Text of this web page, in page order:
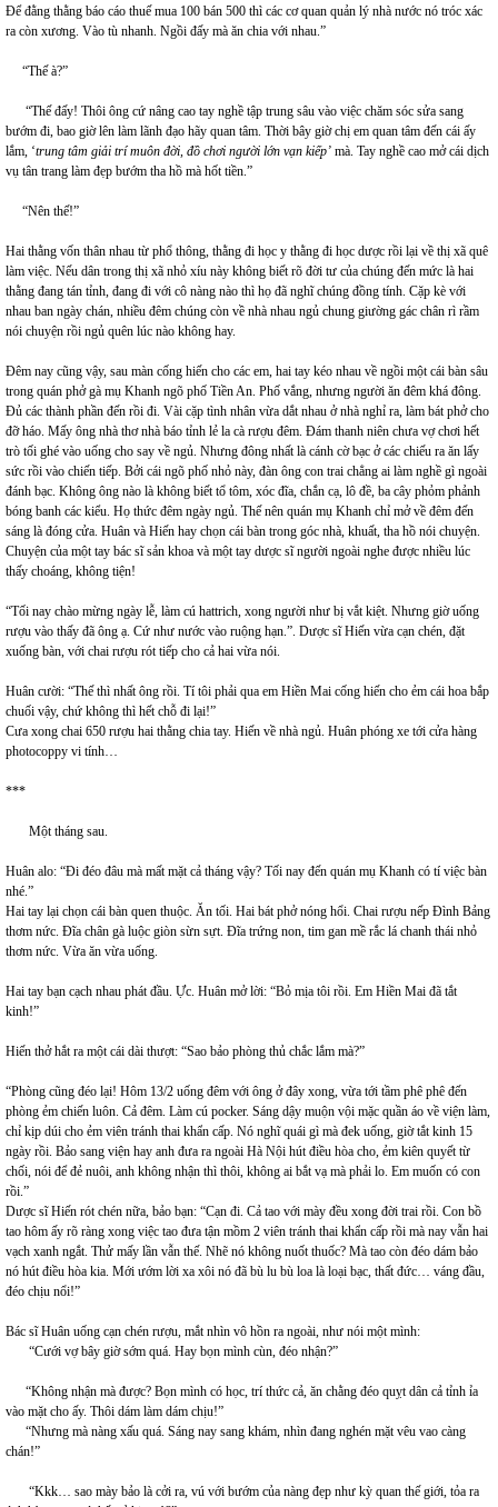
Để đằng thằng báo cáo thuế mua 100 bán 500 thì các cơ quan quản lý nhà nước nó tróc xác
ra còn xương. Vào tù nhanh. Ngồi đấy mà ăn chia với nhau.”
“Thế à?”
“Thế đấy! Thôi ông cứ nâng cao tay nghề tập trung sâu vào việc chăm sóc sửa sang
bướm đi, bao giờ lên làm lãnh đạo hãy quan tâm. Thời bây giờ chị em quan tâm đến cái ấy
lắm, ‘trung tâm giải trí muôn đời, đồ chơi người lớn vạn kiếp’ mà. Tay nghề cao mở cái dịch
vụ tân trang làm đẹp bướm tha hồ mà hốt tiền.”
“Nên thế!”
Hai thằng vốn thân nhau từ phổ thông, thằng đi học y thằng đi học dược rồi lại về thị xã quê
làm việc. Nếu dân trong thị xã nhỏ xíu này không biết rõ đời tư của chúng đến mức là hai
thằng đang tán tỉnh, đang đi với cô nàng nào thì họ đã nghĩ chúng đồng tính. Cặp kè với
nhau ban ngày chán, nhiều đêm chúng còn về nhà nhau ngủ chung giường gác chân rì rầm
nói chuyện rồi ngủ quên lúc nào không hay.
Đêm nay cũng vậy, sau màn cống hiến cho các em, hai tay kéo nhau về ngồi một cái bàn sâu
trong quán phở gà mụ Khanh ngõ phố Tiền An. Phố vắng, nhưng người ăn đêm khá đông.
Đủ các thành phần đến rồi đi. Vài cặp tình nhân vừa dắt nhau ở nhà nghỉ ra, làm bát phở cho
đỡ háo. Mấy ông nhà thơ nhà báo tỉnh lẻ la cà rượu đêm. Đám thanh niên chưa vợ chơi hết
trò tối ghé vào uống cho say về ngủ. Nhưng đông nhất là cánh cờ bạc ở các chiếu ra ăn lấy
sức rồi vào chiến tiếp. Bởi cái ngõ phố nhỏ này, đàn ông con trai chẳng ai làm nghề gì ngoài
đánh bạc. Không ông nào là không biết tổ tôm, xóc đĩa, chắn cạ, lô đề, ba cây phỏm phảnh
bóng banh các kiểu. Họ thức đêm ngày ngủ. Thế nên quán mụ Khanh chỉ mở về đêm đến
sáng là đóng cửa. Huân và Hiến hay chọn cái bàn trong góc nhà, khuất, tha hồ nói chuyện.
Chuyện của một tay bác sĩ sản khoa và một tay dược sĩ người ngoài nghe được nhiều lúc
thấy choáng, không tiện!
“Tối nay chào mừng ngày lễ, làm cú hattrich, xong người như bị vắt kiệt. Nhưng giờ uống
rượu vào thấy đã ông ạ. Cứ như nước vào ruộng hạn.”. Dược sĩ Hiến vừa cạn chén, đặt
xuống bàn, với chai rượu rót tiếp cho cả hai vừa nói.
Huân cười: “Thế thì nhất ông rồi. Tí tôi phải qua em Hiền Mai cống hiến cho ẻm cái hoa bắp
chuối vậy, chứ không thì hết chỗ đi lại!”
Cưa xong chai 650 rượu hai thằng chia tay. Hiến về nhà ngủ. Huân phóng xe tới cửa hàng
photocoppy vi tính…
***
Một tháng sau.
Huân alo: “Đi đéo đâu mà mất mặt cả tháng vậy? Tối nay đến quán mụ Khanh có tí việc bàn
nhé.”
Hai tay lại chọn cái bàn quen thuộc. Ăn tối. Hai bát phở nóng hổi. Chai rượu nếp Đình Bảng
thơm nức. Đĩa chân gà luộc giòn sừn sựt. Đĩa trứng non, tim gan mề rắc lá chanh thái nhỏ
thơm nức. Vừa ăn vừa uống.
Hai tay bạn cạch nhau phát đầu. Ực. Huân mở lời: “Bỏ mịa tôi rồi. Em Hiền Mai đã tắt
kinh!”
Hiến thở hắt ra một cái dài thượt: “Sao bảo phòng thủ chắc lắm mà?”
“Phòng cũng đéo lại! Hôm 13/2 uống đêm với ông ở đây xong, vừa tới tầm phê phê đến
phòng ẻm chiến luôn. Cả đêm. Làm cú pocker. Sáng dậy muộn vội mặc quần áo về viện làm,
chỉ kịp dúi cho ẻm viên tránh thai khẩn cấp. Nó nghĩ quái gì mà đek uống, giờ tắt kinh 15
ngày rồi. Bảo sang viện hay anh đưa ra ngoài Hà Nội hút điều hòa cho, ẻm kiên quyết từ
chối, nói để đẻ nuôi, anh không nhận thì thôi, không ai bắt vạ mà phải lo. Em muốn có con
rồi.”
Dược sĩ Hiến rót chén nữa, bảo bạn: “Cạn đi. Cả tao với mày đều xong đời trai rồi. Con bồ
tao hôm ấy rõ ràng xong việc tao đưa tận mồm 2 viên tránh thai khẩn cấp rồi mà nay vẫn hai
vạch xanh ngắt. Thử mấy lần vẫn thế. Nhẽ nó không nuốt thuốc? Mà tao còn đéo dám bảo
nó hút điều hòa kia. Mới ướm lời xa xôi nó đã bù lu bù loa là loại bạc, thất đức… váng đầu,
đéo chịu nổi!”
Bác sĩ Huân uống cạn chén rượu, mắt nhìn vô hồn ra ngoài, như nói một mình:
“Cưới vợ bây giờ sớm quá. Hay bọn mình cùn, đéo nhận?”
“Không nhận mà được? Bọn mình có học, trí thức cả, ăn chằng đéo quỵt dân cả tỉnh ỉa
vào mặt cho ấy. Thôi dám làm dám chịu!”
“Nhưng mà nàng xấu quá. Sáng nay sang khám, nhìn đang nghén mặt vêu vao càng
chán!”
“Kkk… sao mày bảo là cởi ra, vú với bướm của nàng đẹp như kỳ quan thế giới, tỏa ra